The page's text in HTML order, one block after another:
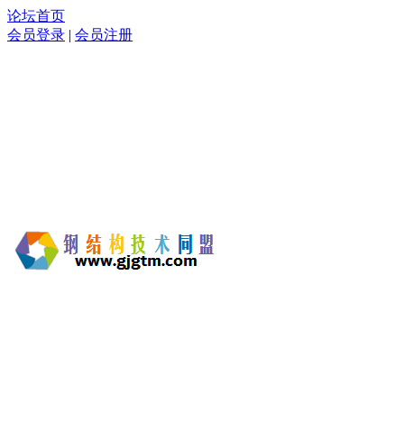
论坛首页
会员登录 | 会员注册